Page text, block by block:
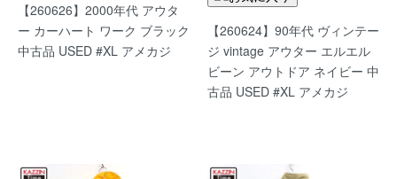
【260626】2000年代 アウタ
ー カーハート ワーク ブラック
中古品 USED #XL アメカジ
【260624】90年代 ヴィンテー
ジ vintage アウター エルエル
ビーン アウトドア ネイビー 中
古品 USED #XL アメカジ